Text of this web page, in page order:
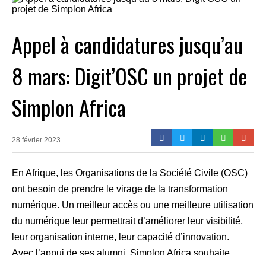
Appel à candidatures jusqu’au
8 mars: Digit’OSC un projet de
Simplon Africa
28 février 2023
En Afrique, les Organisations de la Société Civile (OSC)
ont besoin de prendre le virage de la transformation
numérique. Un meilleur accès ou une meilleure utilisation
du numérique leur permettrait d’améliorer leur visibilité,
leur organisation interne, leur capacité d’innovation.
Avec l’appui de ses alumni, Simplon Africa souhaite